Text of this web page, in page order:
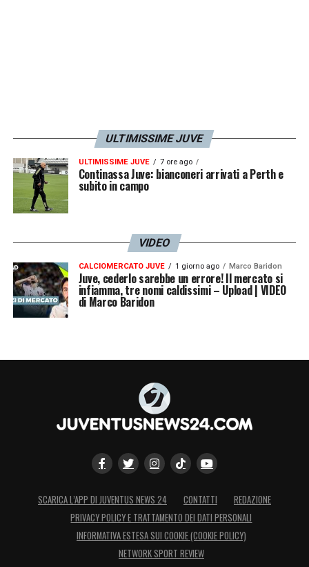
ULTIMISSIME JUVE
ULTIMISSIME JUVE 7 ore ago
Continassa Juve: bianconeri arrivati a Perth e
subito in campo
VIDEO
CALCIOMERCATO JUVE 1 giorno ago Marco Baridon
Juve, cederlo sarebbe un errore! Il mercato si
infiamma, tre nomi caldissimi – Upload | VIDEO
di Marco Baridon
SCARICA L’APP DI JUVENTUS NEWS 24 CONTATTI
REDAZIONE
PRIVACY POLICY E TRATTAMENTO DEI DATI PERSONALI
INFORMATIVA ESTESA SUI COOKIE (COOKIE POLICY)
NETWORK SPORT REVIEW